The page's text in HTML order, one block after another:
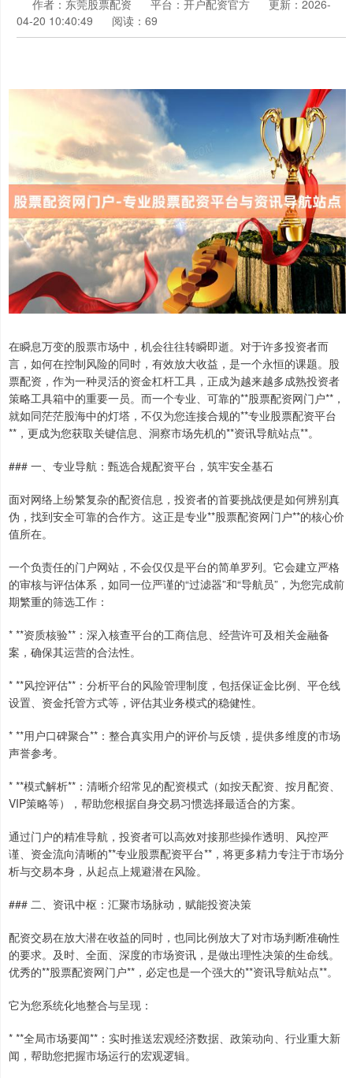
作者：东莞股票配资 平台：开户配资官方
更新：2026-
04-20 10:40:49
阅读：69
在瞬息万变的股票市场中，机会往往转瞬即逝。对于许多投资者而
言，如何在控制风险的同时，有效放大收益，是一个永恒的课题。股
票配资，作为一种灵活的资金杠杆工具，正成为越来越多成熟投资者
策略工具箱中的重要一员。而一个专业、可靠的**股票配资网门户**，
就如同茫茫股海中的灯塔，不仅为您连接合规的**专业股票配资平台
**，更成为您获取关键信息、洞察市场先机的**资讯导航站点**。
### 一、专业导航：甄选合规配资平台，筑牢安全基石
面对网络上纷繁复杂的配资信息，投资者的首要挑战便是如何辨别真
伪，找到安全可靠的合作方。这正是专业**股票配资网门户**的核心价
值所在。
一个负责任的门户网站，不会仅仅是平台的简单罗列。它会建立严格
的审核与评估体系，如同一位严谨的“过滤器”和“导航员”，为您完成前
期繁重的筛选工作：
* **资质核验**：深入核查平台的工商信息、经营许可及相关金融备
案，确保其运营的合法性。
* **风控评估**：分析平台的风险管理制度，包括保证金比例、平仓线
设置、资金托管方式等，评估其业务模式的稳健性。
* **用户口碑聚合**：整合真实用户的评价与反馈，提供多维度的市场
声誉参考。
* **模式解析**：清晰介绍常见的配资模式（如按天配资、按月配资、
VIP策略等），帮助您根据自身交易习惯选择最适合的方案。
通过门户的精准导航，投资者可以高效对接那些操作透明、风控严
谨、资金流向清晰的**专业股票配资平台**，将更多精力专注于市场分
析与交易本身，从起点上规避潜在风险。
### 二、资讯中枢：汇聚市场脉动，赋能投资决策
配资交易在放大潜在收益的同时，也同比例放大了对市场判断准确性
的要求。及时、全面、深度的市场资讯，是做出理性决策的生命线。
优秀的**股票配资网门户**，必定也是一个强大的**资讯导航站点**。
它为您系统化地整合与呈现：
* **全局市场要闻**：实时推送宏观经济数据、政策动向、行业重大新
闻，帮助您把握市场运行的宏观逻辑。